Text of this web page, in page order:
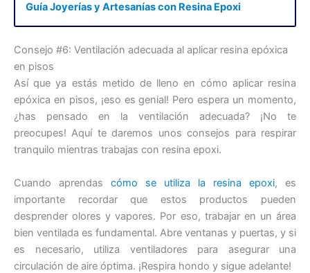
Guía Joyerías y Artesanías con Resina Epoxi
Consejo #6: Ventilación adecuada al aplicar resina epóxica
en pisos
Así que ya estás metido de lleno en cómo aplicar resina
epóxica en pisos, ¡eso es genial! Pero espera un momento,
¿has pensado en la ventilación adecuada? ¡No te
preocupes! Aquí te daremos unos consejos para respirar
tranquilo mientras trabajas con resina epoxi.
Cuando aprendas cómo se utiliza la resina epoxi, es
importante recordar que estos productos pueden
desprender olores y vapores. Por eso, trabajar en un área
bien ventilada es fundamental. Abre ventanas y puertas, y si
es necesario, utiliza ventiladores para asegurar una
circulación de aire óptima. ¡Respira hondo y sigue adelante!